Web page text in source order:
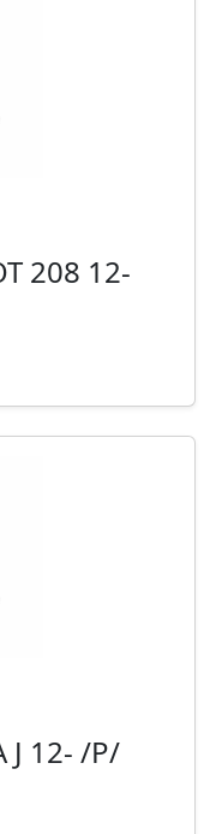
208 12-
J 12- /P/